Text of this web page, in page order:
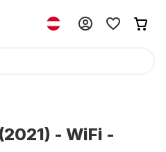
- WiFi -